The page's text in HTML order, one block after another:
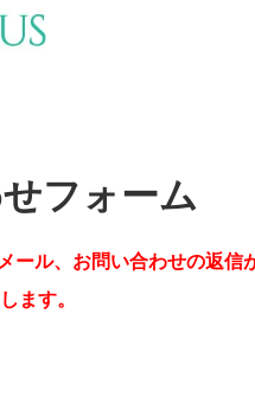
フォーム
ール、お問い合わせの返信
ます。